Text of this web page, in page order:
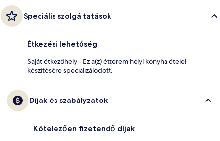
Speciális szolgáltatások
Étkezési lehetőség
Saját étkezőhely - Ez a(z) étterem helyi konyha ételei
készítésére specializálódott.
Díjak és szabályzatok
Kötelezően fizetendő díjak